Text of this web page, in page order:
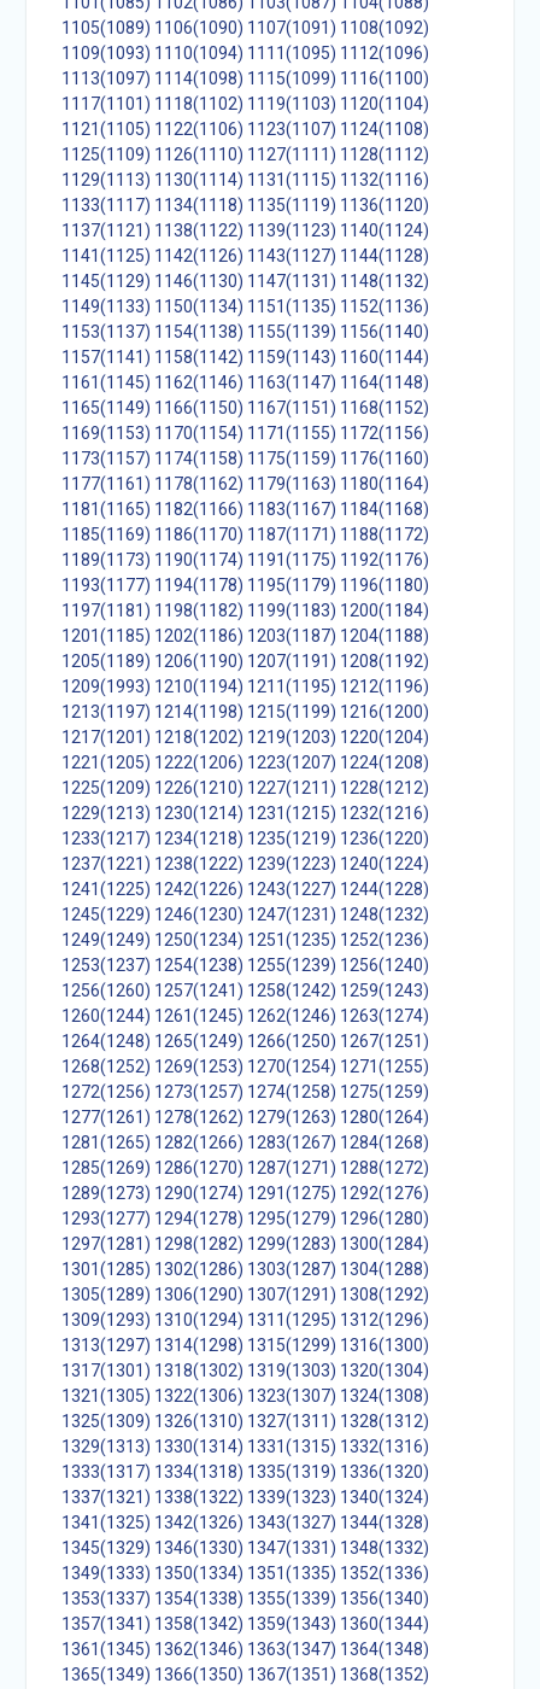
1105(1089) 1106(1090) 1107(1091) 1108(1092)
1109(1093) 1110(1094) 1111(1095) 1112(1096)
1113(1097) 1114(1098) 1115(1099) 1116(1100)
1117(1101) 1118(1102) 1119(1103) 1120(1104)
1121(1105) 1122(1106) 1123(1107) 1124(1108)
1125(1109) 1126(1110) 1127(1111) 1128(1112)
1129(1113) 1130(1114) 1131(1115) 1132(1116)
1133(1117) 1134(1118) 1135(1119) 1136(1120)
1137(1121) 1138(1122) 1139(1123) 1140(1124)
1141(1125) 1142(1126) 1143(1127) 1144(1128)
1145(1129) 1146(1130) 1147(1131) 1148(1132)
1149(1133) 1150(1134) 1151(1135) 1152(1136)
1153(1137) 1154(1138) 1155(1139) 1156(1140)
1157(1141) 1158(1142) 1159(1143) 1160(1144)
1161(1145) 1162(1146) 1163(1147) 1164(1148)
1165(1149) 1166(1150) 1167(1151) 1168(1152)
1169(1153) 1170(1154) 1171(1155) 1172(1156)
1173(1157) 1174(1158) 1175(1159) 1176(1160)
1177(1161) 1178(1162) 1179(1163) 1180(1164)
1181(1165) 1182(1166) 1183(1167) 1184(1168)
1185(1169) 1186(1170) 1187(1171) 1188(1172)
1189(1173) 1190(1174) 1191(1175) 1192(1176)
1193(1177) 1194(1178) 1195(1179) 1196(1180)
1197(1181) 1198(1182) 1199(1183) 1200(1184)
1201(1185) 1202(1186) 1203(1187) 1204(1188)
1205(1189) 1206(1190) 1207(1191) 1208(1192)
1209(1993) 1210(1194) 1211(1195) 1212(1196)
1213(1197) 1214(1198) 1215(1199) 1216(1200)
1217(1201) 1218(1202) 1219(1203) 1220(1204)
1221(1205) 1222(1206) 1223(1207) 1224(1208)
1225(1209) 1226(1210) 1227(1211) 1228(1212)
1229(1213) 1230(1214) 1231(1215) 1232(1216)
1233(1217) 1234(1218) 1235(1219) 1236(1220)
1237(1221) 1238(1222) 1239(1223) 1240(1224)
1241(1225) 1242(1226) 1243(1227) 1244(1228)
1245(1229) 1246(1230) 1247(1231) 1248(1232)
1249(1249) 1250(1234) 1251(1235) 1252(1236)
1253(1237) 1254(1238) 1255(1239) 1256(1240)
1256(1260) 1257(1241) 1258(1242) 1259(1243)
1260(1244) 1261(1245) 1262(1246) 1263(1274)
1264(1248) 1265(1249) 1266(1250) 1267(1251)
1268(1252) 1269(1253) 1270(1254) 1271(1255)
1272(1256) 1273(1257) 1274(1258) 1275(1259)
1277(1261) 1278(1262) 1279(1263) 1280(1264)
1281(1265) 1282(1266) 1283(1267) 1284(1268)
1285(1269) 1286(1270) 1287(1271) 1288(1272)
1289(1273) 1290(1274) 1291(1275) 1292(1276)
1293(1277) 1294(1278) 1295(1279) 1296(1280)
1297(1281) 1298(1282) 1299(1283) 1300(1284)
1301(1285) 1302(1286) 1303(1287) 1304(1288)
1305(1289) 1306(1290) 1307(1291) 1308(1292)
1309(1293) 1310(1294) 1311(1295) 1312(1296)
1313(1297) 1314(1298) 1315(1299) 1316(1300)
1317(1301) 1318(1302) 1319(1303) 1320(1304)
1321(1305) 1322(1306) 1323(1307) 1324(1308)
1325(1309) 1326(1310) 1327(1311) 1328(1312)
1329(1313) 1330(1314) 1331(1315) 1332(1316)
1333(1317) 1334(1318) 1335(1319) 1336(1320)
1337(1321) 1338(1322) 1339(1323) 1340(1324)
1341(1325) 1342(1326) 1343(1327) 1344(1328)
1345(1329) 1346(1330) 1347(1331) 1348(1332)
1349(1333) 1350(1334) 1351(1335) 1352(1336)
1353(1337) 1354(1338) 1355(1339) 1356(1340)
1357(1341) 1358(1342) 1359(1343) 1360(1344)
1361(1345) 1362(1346) 1363(1347) 1364(1348)
1365(1349) 1366(1350) 1367(1351) 1368(1352)